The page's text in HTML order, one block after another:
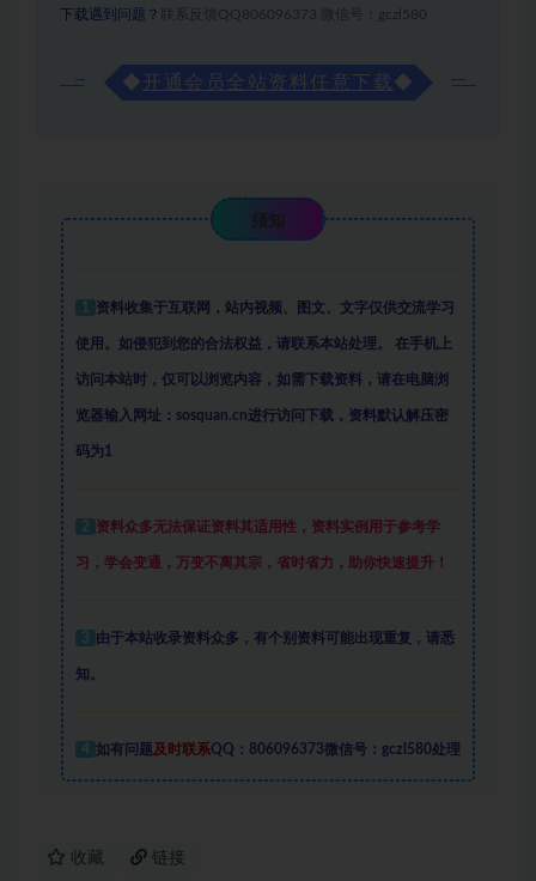
下载遇到问题？ 联系反馈QQ806096373 微信号：gczl580
◆ 开通会员全站资料任意下载◆
须知
1 资料收集于互联网 ， 站内视频、图文、文字仅供交流学习
使用。如侵犯到您的合法权益，请联系本站处理。 在手机上
访问本站时，仅可以浏览内容，如需下载资料，请在电脑浏
览器输入网址：sosquan.cn进行访问下载， 资料默认解压密
码为1
2 资料众多无法保证资料其适用性，资料实例 用于参考学
习，学会变通，万变不离其宗，省时省力，助你快速提升！
3 由于本站收录资料众多，有个别资料可能出现重复，请悉
知。
4 如有问题及时联系QQ：806096373微信号：gczl580处理
收藏 链接